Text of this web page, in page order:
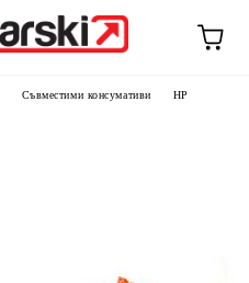
Съвместими консумативи
HP